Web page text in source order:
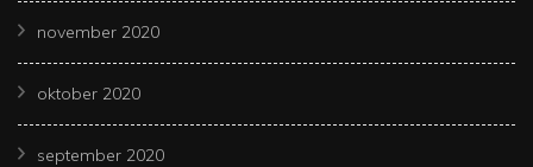
november 2020
oktober 2020
september 2020